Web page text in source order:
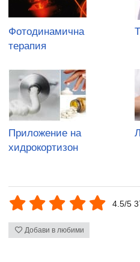
Фотодинамична
терапия
Приложение на
хидрокортизон
4.5/5
Добави в любими